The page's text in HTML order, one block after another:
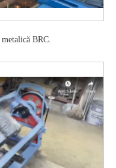
metalică BRC.